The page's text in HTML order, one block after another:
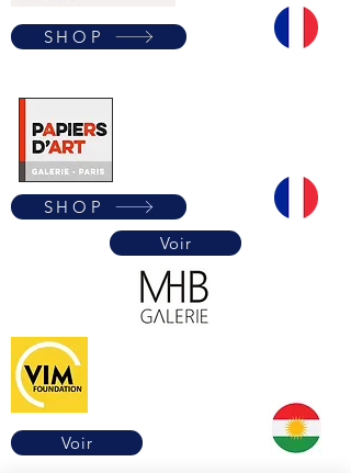
SHOP
SHOP
Voir
Voir